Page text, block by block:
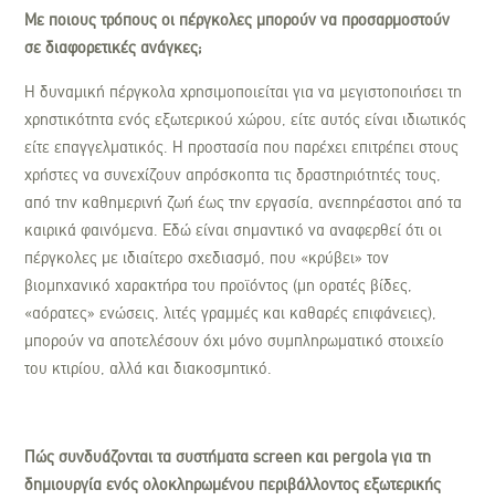
Με ποιους τρόπους οι πέργκολες μπορούν να προσαρμοστούν
σε διαφορετικές ανάγκες;
Η δυναμική πέργκολα χρησιμοποιείται για να μεγιστοποιήσει τη
χρηστικότητα ενός εξωτερικού χώρου, είτε αυτός είναι ιδιωτικός
είτε επαγγελματικός. Η προστασία που παρέχει επιτρέπει στους
χρήστες να συνεχίζουν απρόσκοπτα τις δραστηριότητές τους,
από την καθημερινή ζωή έως την εργασία, ανεπηρέαστοι από τα
καιρικά φαινόμενα. Εδώ είναι σημαντικό να αναφερθεί ότι οι
πέργκολες με ιδιαίτερο σχεδιασμό, που «κρύβει» τον
βιομηχανικό χαρακτήρα του προϊόντος (μη ορατές βίδες,
«αόρατες» ενώσεις, λιτές γραμμές και καθαρές επιφάνειες),
μπορούν να αποτελέσουν όχι μόνο συμπληρωματικό στοιχείο
του κτιρίου, αλλά και διακοσμητικό.
Πώς συνδυάζονται τα συστήματα screen και pergola για τη
δημιουργία ενός ολοκληρωμένου περιβάλλοντος εξωτερικής